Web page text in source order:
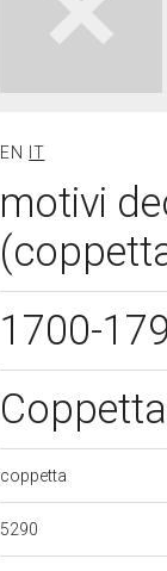
EN IT
motivi
1700-
coppetta
5290